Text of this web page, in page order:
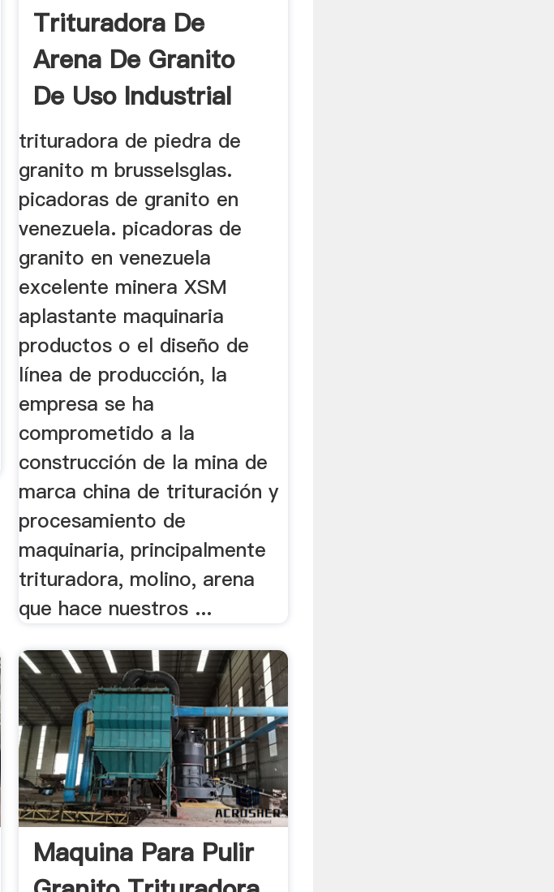
Trituradora De
Arena De Granito
De Uso Industrial
trituradora de piedra de
granito m brusselsglas.
picadoras de granito en
venezuela. picadoras de
granito en venezuela
excelente minera XSM
aplastante maquinaria
productos o el diseño de
línea de producción, la
empresa se ha
comprometido a la
construcción de la mina de
marca china de trituración y
procesamiento de
maquinaria, principalmente
trituradora, molino, arena
que hace nuestros ...
Maquina Para Pulir